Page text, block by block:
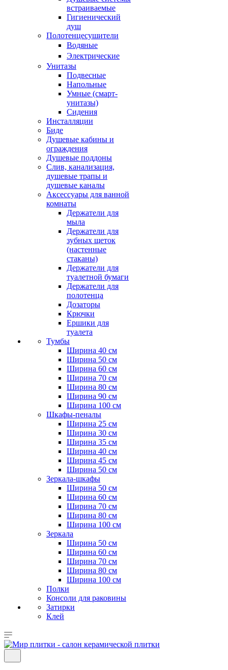
встраиваемые
Гигиенический
душ
Полотенцесушители
ㅤВодяные
ㅤЭлектрические
Унитазы
Подвесные
Напольные
Умные (смарт-
унитазы)
Сидения
Инсталляции
Биде
Душевые кабины и
ограждения
Душевые поддоны
Слив, канализация,
душевые трапы и
душевые каналы
Аксессуары для ванной
комнаты
Держатели для
мыла
Держатели для
зубных щеток
(настенные
стаканы)
Держатели для
туалетной бумаги
Держатели для
полотенца
Дозаторы
Крючки
Ершики для
туалета
Тумбы
Ширина 40 см
Ширина 50 см
Ширина 60 см
Ширина 70 см
Ширина 80 см
Ширина 90 см
Ширина 100 см
Шкафы-пеналы
Ширина 25 см
Ширина 30 см
Ширина 35 см
Ширина 40 см
Ширина 45 см
Ширина 50 см
Зеркала-шкафы
Ширина 50 см
Ширина 60 см
Ширина 70 см
Ширина 80 см
Ширина 100 см
Зеркала
Ширина 50 см
Ширина 60 см
Ширина 70 см
Ширина 80 см
Ширина 100 см
Полки
Консоли для раковины
Затирки
Клей